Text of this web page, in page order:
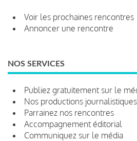
Voir les prochaines rencontres
Annoncer une rencontre
NOS SERVICES
Publiez gratuitement sur le
Nos productions
Parrainez nos rencontres
Accompagnement éditorial
Communiquez sur le média